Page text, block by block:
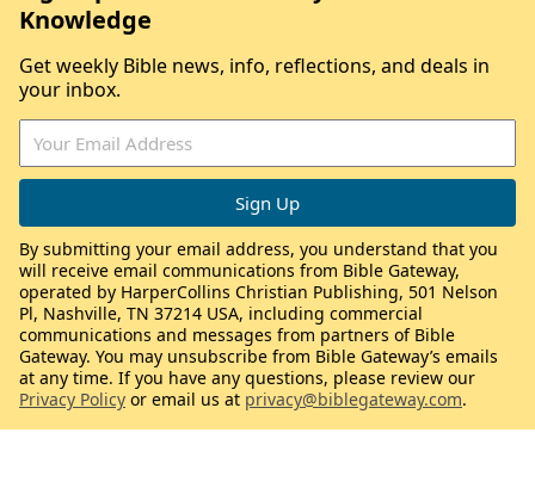
Knowledge
Get weekly Bible news, info, reflections, and deals in
your inbox.
By submitting your email address, you understand that you
will receive email communications from Bible Gateway,
operated by HarperCollins Christian Publishing, 501 Nelson
Pl, Nashville, TN 37214 USA, including commercial
communications and messages from partners of Bible
Gateway. You may unsubscribe from Bible Gateway’s emails
at any time. If you have any questions, please review our
Privacy Policy or email us at privacy@biblegateway.com.